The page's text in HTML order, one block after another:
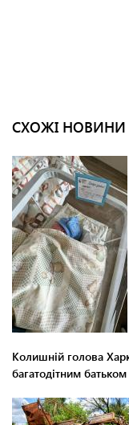
СХОЖІ НОВИНИ
Колишній голова
багатодітним батьком